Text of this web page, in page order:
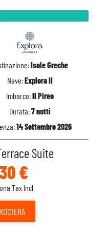
Isole Greche
Nave:Explora II
Imbarco:Il Pireo
Durata:7 notti
14 Settembre 2026
Suite
€
Tax Incl.